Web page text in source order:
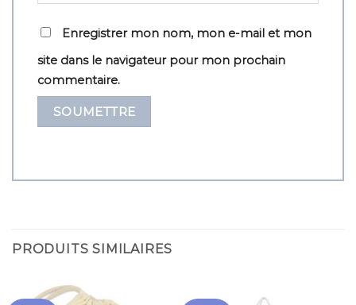
Enregistrer mon nom, mon e-mail et mon
site dans le navigateur pour mon prochain
commentaire.
PRODUITS SIMILAIRES